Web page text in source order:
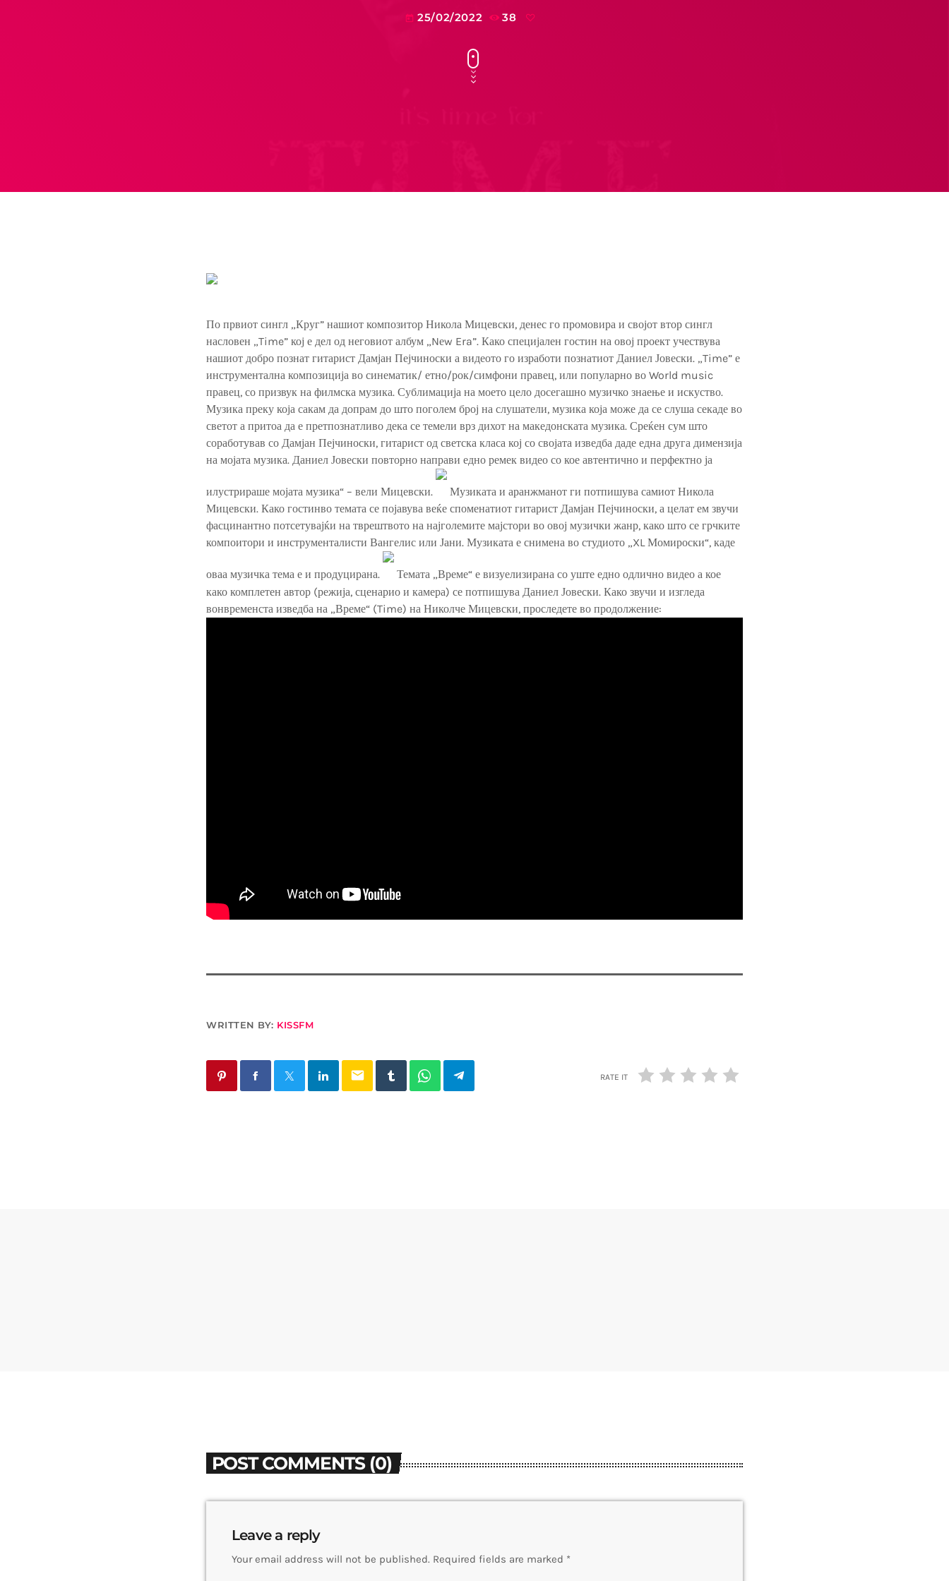
today 25/02/2022 38
По првиот сингл „Круг” нашиот композитор Никола Мицевски, денес го промовира и својот втор сингл
насловен „Time” кој е дел од неговиот албум „Nеw Era”. Како специјален гостин на овој проект учествува
нашиот добро познат гитарист Дамјан Пејчиноски а видеото го изработи познатиот Даниел Јовески. „Time” е
инструментална композиција во синематик/ етно/рок/симфони правец, или популарно во World music
правец, со призвук на филмска музика. Сублимација на моето цело досегашно музичко знаење и искуство.
Музика преку која сакам да допрам до што поголем број на слушатели, музика која може да се слуша секаде во
светот а притоа да е претпознатливо дека се темели врз дихот на македонската музика. Среќен сум што
соработував со Дамјан Пејчиноски, гитарист од светска класа кој со својата изведба даде една друга димензија
на мојата музика. Даниел Јовески повторно направи едно ремек видео со кое автентично и перфектно ја
илустрираше мојата музика“ – вели Мицевски.
Музиката и аранжманот ги потпишува самиот Никола
Мицевски. Како гостинво темата се појавува веќе споменатиот гитарист Дамјан Пејчиноски, а целат ем звучи
фасцинантно потсетувајќи на тврештвото на најголемите мајстори во овој музички жанр, како што се грчките
компоитори и инструменталисти Вангелис или Јани. Музиката е снимена во студиото „XL Момироски“, каде
оваа музичка тема е и продуцирана.
Темата „Време“ е визуелизирана со уште едно одлично видео а кое
како комплетен автор (режија, сценарио и камера) се потпишува Даниел Јовески. Како звучи и изгледа
вонвременста изведба на „Време“ (Time) на Николче Мицевски, проследете во продолжение:
WRITTEN BY: KISSFM
email RATE IT
POST COMMENTS (0)
Leave a reply
Your email address will not be published. Required fields are marked *